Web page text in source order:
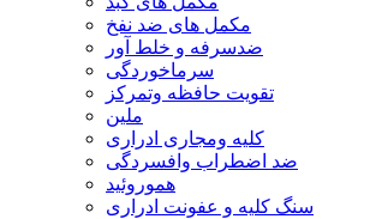
مکمل های ضد نفخ
ضدسرفه و خلط آور
سرماخوردگی
تقویت حافظه وتمرکز
ملین
کلیه ومجاری ادراری
ضد اضطراب وافسردگی
هموروئید
سنگ کلیه و عفونت ادراری